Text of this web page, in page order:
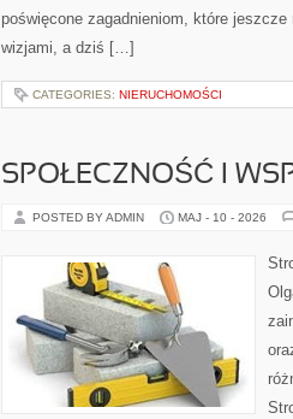
poświęcone zagadnieniom, które jeszcze
wizjami, a dziś […]
CATEGORIES: NIERUCHOMOŚCI
SPOŁECZNOŚĆ I
POSTED BY ADMIN MAJ - 10 - 2026